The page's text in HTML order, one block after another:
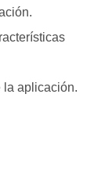
la aplicación.